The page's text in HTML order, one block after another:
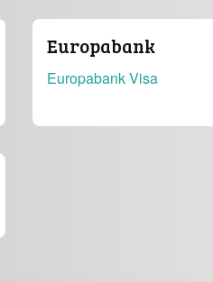
Europabank
Europabank Visa